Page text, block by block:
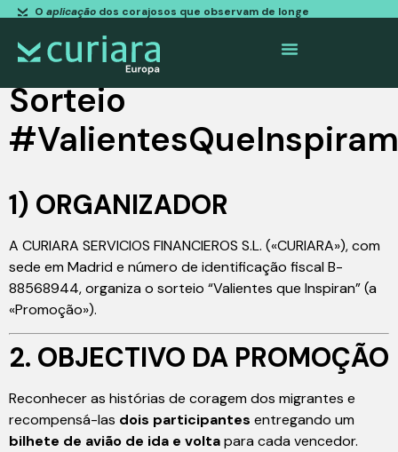
O aplicaçãodos corajosos que observam de longe
Sorteio
#ValientesQueInspiram
1) ORGANIZADOR
A CURIARA SERVICIOS FINANCIEROS S.L. («CURIARA»), com
sede em Madrid e número de identificação fiscal B-
88568944, organiza o sorteio “Valientes que Inspiran” (a
«Promoção»).
2. OBJECTIVO DA PROMOÇÃO
Reconhecer as histórias de coragem dos migrantes e
recompensá-las dois participantes entregando um
bilhete de avião de ida e voltapara cada vencedor.